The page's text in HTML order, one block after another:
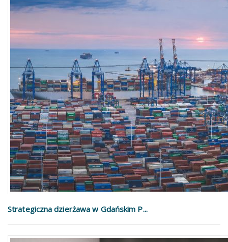
Strategiczna dzierżawa w Gdańskim P...